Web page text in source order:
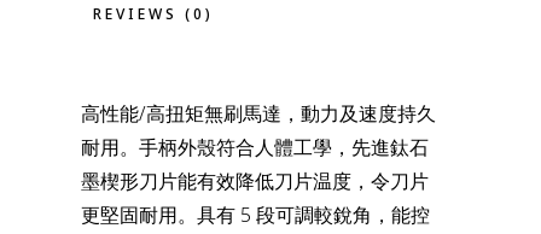
REVIEWS (0)
高性能/高扭矩無刷馬達，動力及速度持久
耐用。手柄外殼符合人體工學，先進鈦石
墨楔形刀片能有效降低刀片温度，令刀片
更堅固耐用。具有 5 段可調較銳角，能控